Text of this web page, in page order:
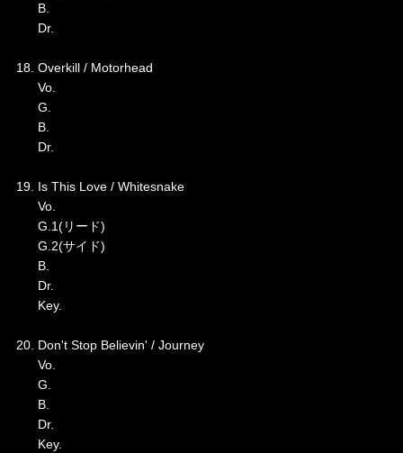
B.
Dr.
18. Overkill / Motorhead
Vo.
G.
B.
Dr.
19. Is This Love / Whitesnake
Vo.
G.1(リード)
G.2(サイド)
B.
Dr.
Key.
20. Don't Stop Believin' / Journey
Vo.
G.
B.
Dr.
Key.